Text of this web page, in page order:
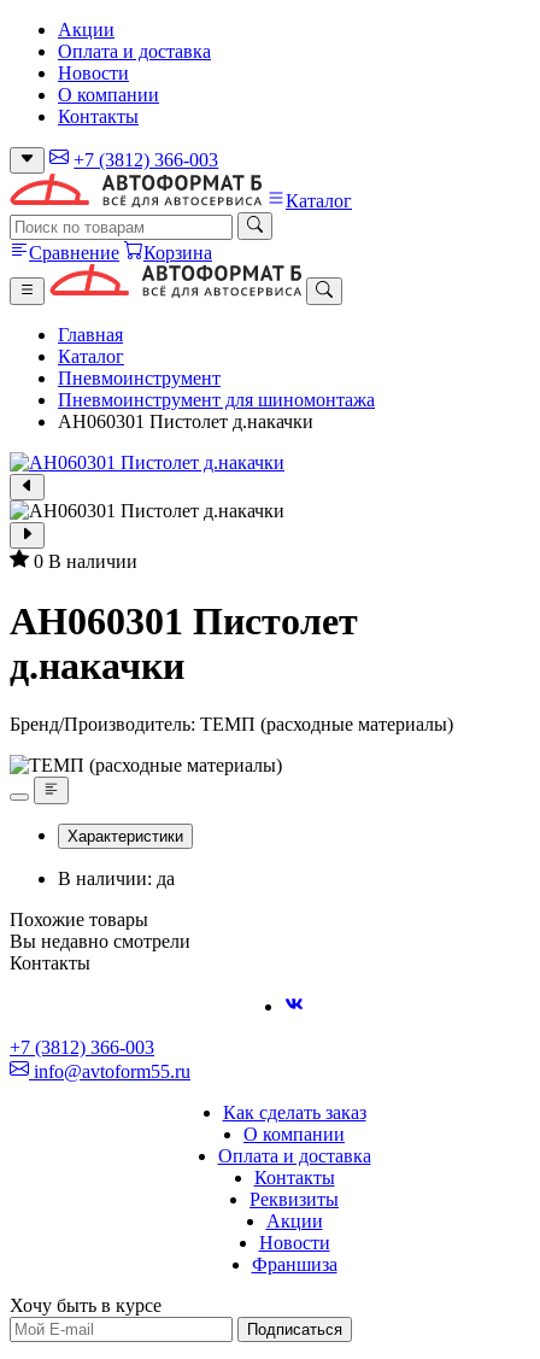
Акции
Оплата и доставка
Новости
О компании
Контакты
+7 (3812) 366-003
Каталог
Сравнение Корзина
Главная
Каталог
Пневмоинструмент
Пневмоинструмент для шиномонтажа
AH060301 Пистолет д.накачки
0 В наличии
AH060301 Пистолет
д.накачки
Бренд/Производитель: ТЕМП (расходные материалы)
Характеристики
В наличии: да
Похожие товары
Вы недавно смотрели
Контакты
+7 (3812) 366-003
info@avtoform55.ru
Как сделать заказ
О компании
Оплата и доставка
Контакты
Реквизиты
Акции
Новости
Франшиза
Хочу быть в курсе
Подписаться